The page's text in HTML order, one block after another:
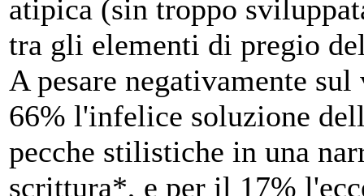
atipica (sin troppo
tra gli elementi di pregio
A pesare negativamente
66% l'infelice soluzione
pecche stilistiche in una
scrittura*, e per il 17%